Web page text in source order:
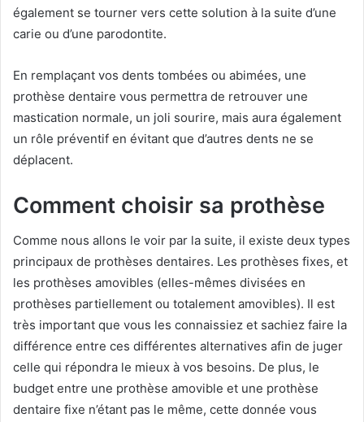
également se tourner vers cette solution à la suite d’une
carie ou d’une parodontite.
En remplaçant vos dents tombées ou abimées, une
prothèse dentaire vous permettra de retrouver une
mastication normale, un joli sourire, mais aura également
un rôle préventif en évitant que d’autres dents ne se
déplacent.
Comment choisir sa prothèse
Comme nous allons le voir par la suite, il existe deux types
principaux de prothèses dentaires. Les prothèses fixes, et
les prothèses amovibles (elles-mêmes divisées en
prothèses partiellement ou totalement amovibles). Il est
très important que vous les connaissiez et sachiez faire la
différence entre ces différentes alternatives afin de juger
celle qui répondra le mieux à vos besoins. De plus, le
budget entre une prothèse amovible et une prothèse
dentaire fixe n’étant pas le même, cette donnée vous